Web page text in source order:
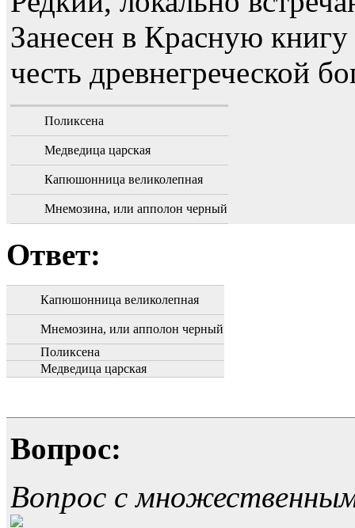
Занесен в Красную книгу
честь древнегреческой
Поликсена
Медведица царская
Капюшонница великолепная
Мнемозина, или апполон черный
Ответ:
Капюшонница великолепная
Мнемозина, или апполон черный
Поликсена
Медведица царская
Вопрос:
Вопрос с